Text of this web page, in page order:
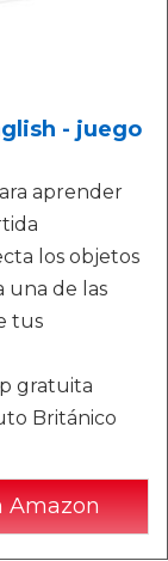
- juego
aprender
los objetos
una de las
tus
gratuita
Británico
Amazon